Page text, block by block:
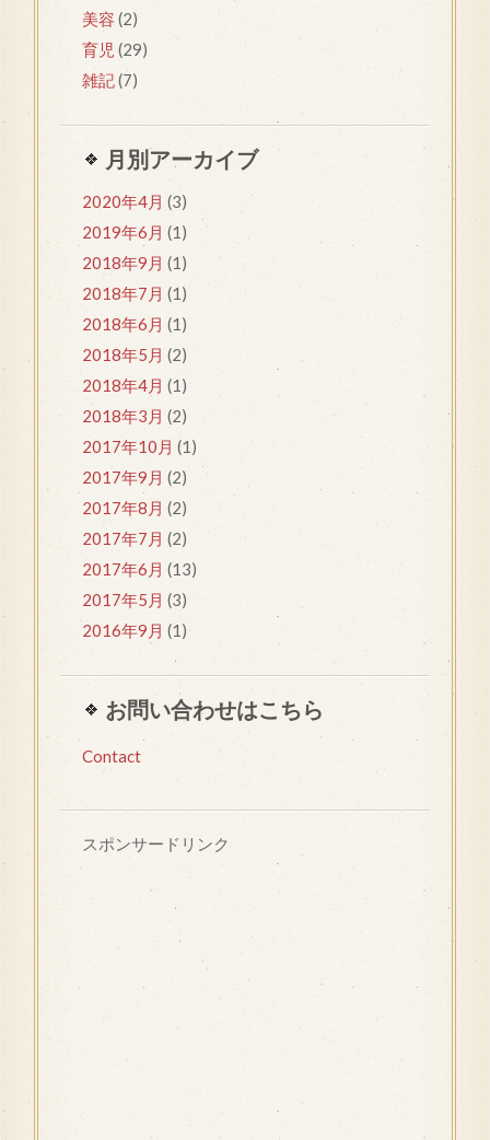
美容 (2)
育児 (29)
雑記(7)
月別アーカイブ
2020年4月 (3)
2019年6月 (1)
2018年9月 (1)
2018年7月 (1)
2018年6月 (1)
2018年5月 (2)
2018年4月 (1)
2018年3月 (2)
2017年10月 (1)
2017年9月 (2)
2017年8月 (2)
2017年7月 (2)
2017年6月 (13)
2017年5月 (3)
2016年9月 (1)
お問い合わせはこちら
Contact
スポンサードリンク